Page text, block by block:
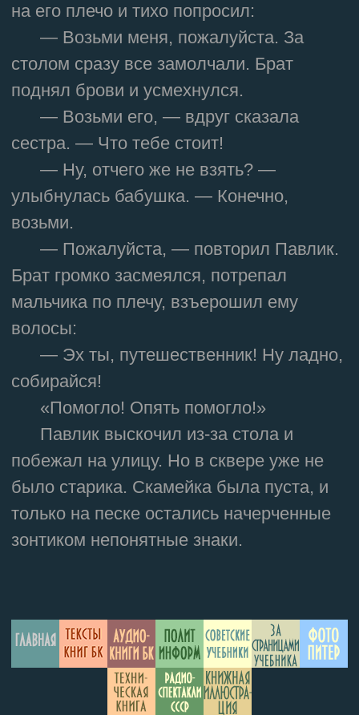
на его плечо и тихо попросил:
— Возьми меня, пожалуйста. За
столом сразу все замолчали. Брат
поднял брови и усмехнулся.
— Возьми его, — вдруг сказала
сестра. — Что тебе стоит!
— Ну, отчего же не взять? —
улыбнулась бабушка. — Конечно,
возьми.
— Пожалуйста, — повторил Павлик.
Брат громко засмеялся, потрепал
мальчика по плечу, взъерошил ему
волосы:
— Эх ты, путешественник! Ну ладно,
собирайся!
«Помогло! Опять помогло!»
Павлик выскочил из-за стола и
побежал на улицу. Но в сквере уже не
было старика. Скамейка была пуста, и
только на песке остались начерченные
зонтиком непонятные знаки.